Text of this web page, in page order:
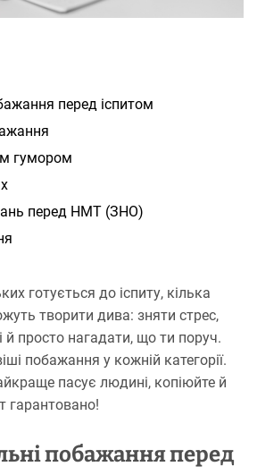
перед іспитом
гумором
перед НМТ (ЗНО)
готується до іспиту, кілька
творити дива: зняти стрес,
й просто нагадати, що ти поруч.
побажання у кожній категорії.
пасує людині, копіюйте й
гарантовано!
побажання перед